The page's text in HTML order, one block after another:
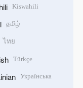
Kiswahili
தமிழ்
ไทย
Türkçe
Українська